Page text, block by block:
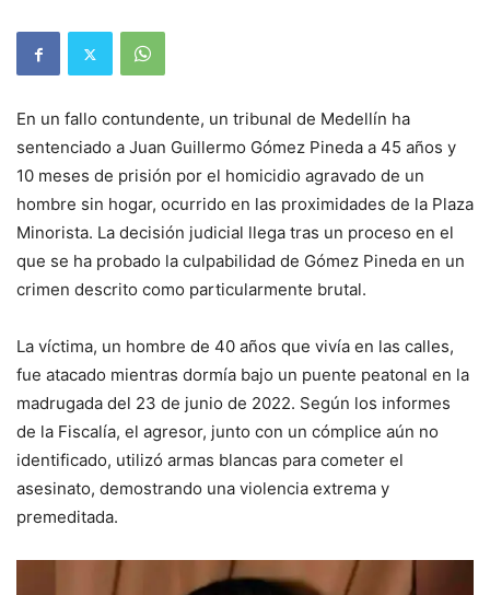
En un fallo contundente, un tribunal de Medellín ha
sentenciado a Juan Guillermo Gómez Pineda a 45 años y
10 meses de prisión por el homicidio agravado de un
hombre sin hogar, ocurrido en las proximidades de la Plaza
Minorista. La decisión judicial llega tras un proceso en el
que se ha probado la culpabilidad de Gómez Pineda en un
crimen descrito como particularmente brutal.
La víctima, un hombre de 40 años que vivía en las calles,
fue atacado mientras dormía bajo un puente peatonal en la
madrugada del 23 de junio de 2022. Según los informes
de la Fiscalía, el agresor, junto con un cómplice aún no
identificado, utilizó armas blancas para cometer el
asesinato, demostrando una violencia extrema y
premeditada.